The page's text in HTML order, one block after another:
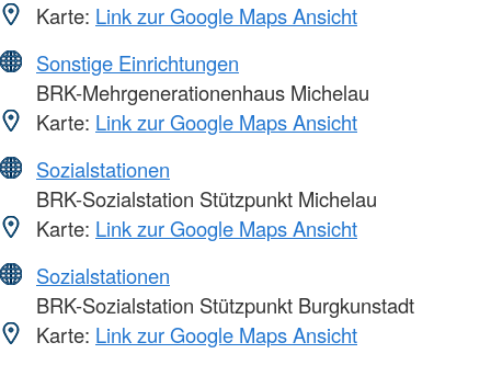
Karte: Link zur Google Maps Ansicht
Sonstige Einrichtungen
BRK-Mehrgenerationenhaus Michelau
Karte: Link zur Google Maps Ansicht
Sozialstationen
BRK-Sozialstation Stützpunkt Michelau
Karte: Link zur Google Maps Ansicht
Sozialstationen
BRK-Sozialstation Stützpunkt Burgkunstadt
Karte: Link zur Google Maps Ansicht